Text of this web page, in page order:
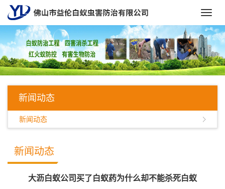
新闻动态
新闻动态
新闻动态
大沥白蚁公司买了白蚁药为什么却不能杀死白蚁